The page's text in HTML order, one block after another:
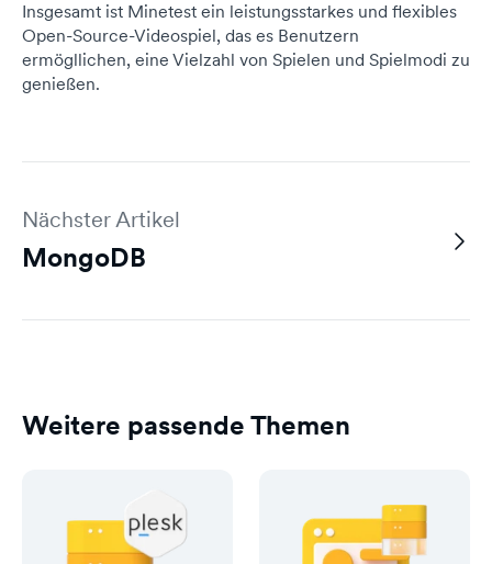
Insgesamt ist Minetest ein leistungsstarkes und flexibles
Open-Source-Videospiel, das es Benutzern
ermögllichen, eine Vielzahl von Spielen und Spielmodi zu
genießen.
Nächster Artikel
MongoDB
Weitere passende Themen